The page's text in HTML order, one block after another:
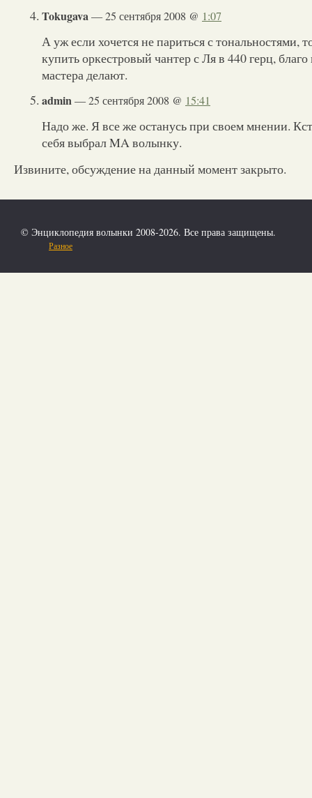
Tokugava— 25 сентября 2008 @ 1:07
А уж если хочется не париться с тональностями,
купить оркестровый чантер с Ля в 440 герц,
мастера делают.
admin— 25 сентября 2008 @ 15:41
Надо же. Я все же останусь при своем мнении.
себя выбрал MA волынку.
Извините, обсуждение на данный момент закрыто.
© Энциклопедия волынки 2008-2026. Все права защищены.
Разное